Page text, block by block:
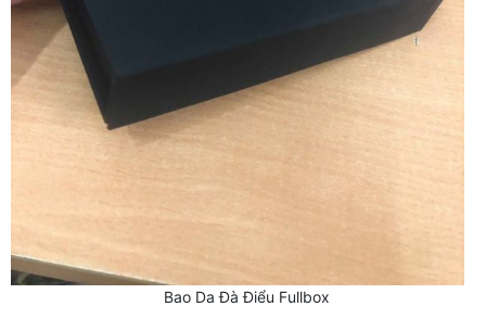
Bao Da Đà Điểu Fullbox